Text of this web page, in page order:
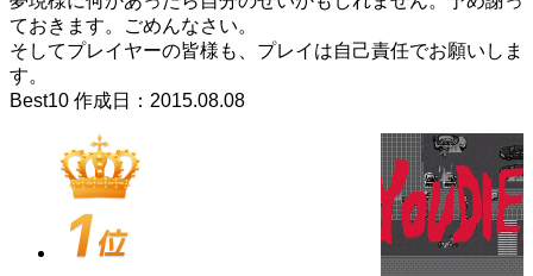
ておきます。ごめんなさい。
そしてプレイヤーの皆様も、プレイは自己責任でお願いしま
す。
Best10 作成日：2015.08.08